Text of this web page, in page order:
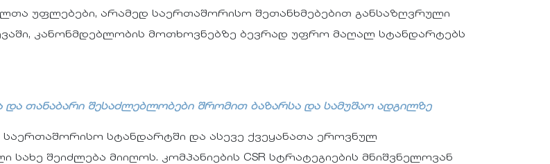
უფლებები, არამედ საერთაშორისო შეთანხმებებით განსაზღვრული
კანონმდებლობის მოთხოვნებზე ბევრად უფრო მაღალ სტანდარტებს
თანაბარი შესაძლებლობები შრომით ბაზარსა და სამუშაო ადგილზე
სტანდარტში და ასევე ქვეყანათა ეროვნულ
შეიძლება მიიღოს. კომპანიების CSR სტრატეგიების მნიშვნელოვან